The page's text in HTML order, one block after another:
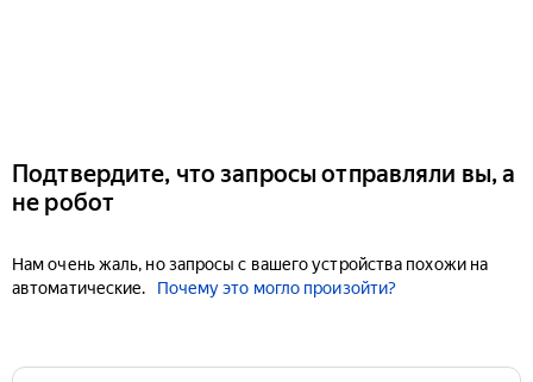
Подтвердите, что запросы отправляли вы, а
не робот
Нам очень жаль, но запросы с вашего устройства похожи на
автоматические.
Почему это могло произойти?